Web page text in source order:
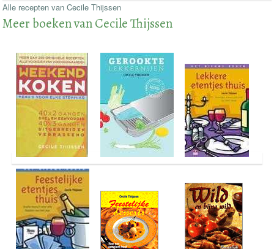
Alle recepten van Cecile Thijssen
Meer boeken van Cecile Thijssen